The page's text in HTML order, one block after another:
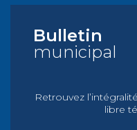
Bulletin
municipal
Retrouvez
libre